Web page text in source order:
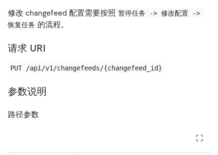
修改 changefeed 配置需要按照 暂停任务 -> 修改配置 ->
恢复任务 的流程。
请求 URI
PUT /api/v1/changefeeds/{changefeed_id}
参数说明
路径参数